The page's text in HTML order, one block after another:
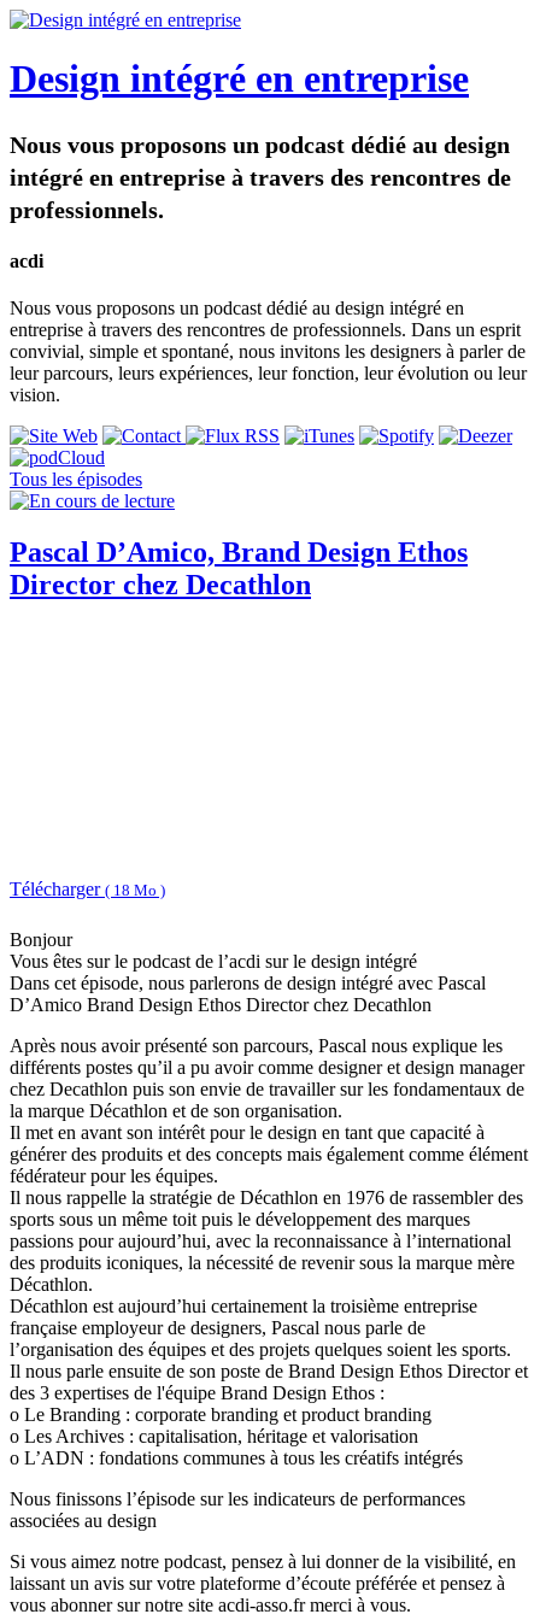
Design intégré en entreprise
Nous vous proposons un podcast dédié au design
intégré en entreprise à travers des rencontres de
professionnels.
acdi
Nous vous proposons un podcast dédié au design intégré en
entreprise à travers des rencontres de professionnels. Dans un esprit
convivial, simple et spontané, nous invitons les designers à parler de
leur parcours, leurs expériences, leur fonction, leur évolution ou leur
vision.
Tous les épisodes
Pascal D’Amico, Brand Design Ethos
Director chez Decathlon
Télécharger ( 18 Mo )
Bonjour
Vous êtes sur le podcast de l’acdi sur le design intégré
Dans cet épisode, nous parlerons de design intégré avec Pascal
D’Amico Brand Design Ethos Director chez Decathlon
Après nous avoir présenté son parcours, Pascal nous explique les
différents postes qu’il a pu avoir comme designer et design manager
chez Decathlon puis son envie de travailler sur les fondamentaux de
la marque Décathlon et de son organisation.
Il met en avant son intérêt pour le design en tant que capacité à
générer des produits et des concepts mais également comme élément
fédérateur pour les équipes.
Il nous rappelle la stratégie de Décathlon en 1976 de rassembler des
sports sous un même toit puis le développement des marques
passions pour aujourd’hui, avec la reconnaissance à l’international
des produits iconiques, la nécessité de revenir sous la marque mère
Décathlon.
Décathlon est aujourd’hui certainement la troisième entreprise
française employeur de designers, Pascal nous parle de
l’organisation des équipes et des projets quelques soient les sports.
Il nous parle ensuite de son poste de Brand Design Ethos Director et
des 3 expertises de l'équipe Brand Design Ethos :
o Le Branding : corporate branding et product branding
o Les Archives : capitalisation, héritage et valorisation
o L’ADN : fondations communes à tous les créatifs intégrés
Nous finissons l’épisode sur les indicateurs de performances
associées au design
Si vous aimez notre podcast, pensez à lui donner de la visibilité, en
laissant un avis sur votre plateforme d’écoute préférée et pensez à
vous abonner sur notre site acdi-asso.fr merci à vous.